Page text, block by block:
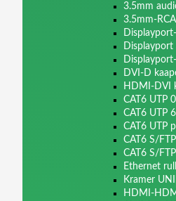
3.5mm
3.5mm-
DVI-D
HDMI-DVI
CAT6 UTP
CAT6 UTP
CAT6 UTP
CAT6 S/
CAT6 S/
Ethernet
Kramer
HDMI-